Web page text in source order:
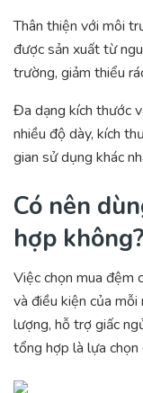
Thân thiện với môi
được sản xuất từ
trường, giảm thiểu
Đa dạng kích thước
nhiều độ dày, kích
gian sử dụng khác
Có nên
hợp không?
Việc chọn mua đệm
và điều kiện của
lượng, hỗ trợ giấc
tổng hợp là lựa chọn